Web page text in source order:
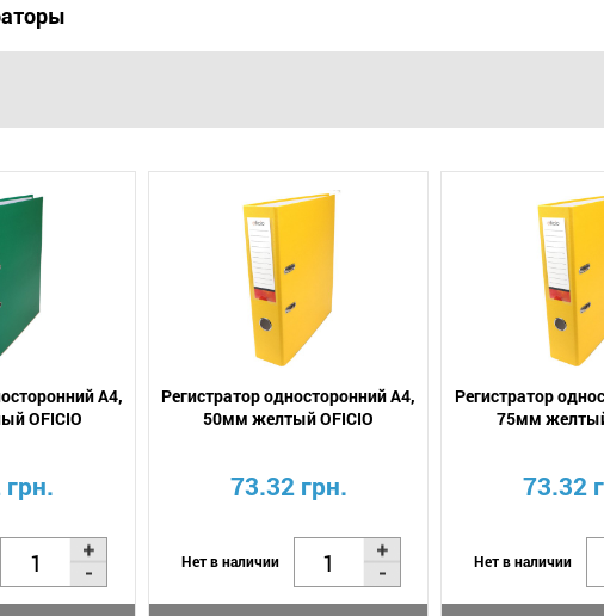
А4,
OFICIO
Регистратор односторонний А4,
50мм желтый OFICIO
73.32 грн.
Нет в наличии
Регистратор
75мм
73.32
Нет в наличии